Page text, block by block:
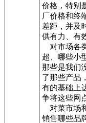
价格，特别
厂价格和终
差距，并及
供有力、有
对市场各
超、哪些小
那些是我们
了那些产品
有的基础上
争将这些网
对菜市场
销售哪些品